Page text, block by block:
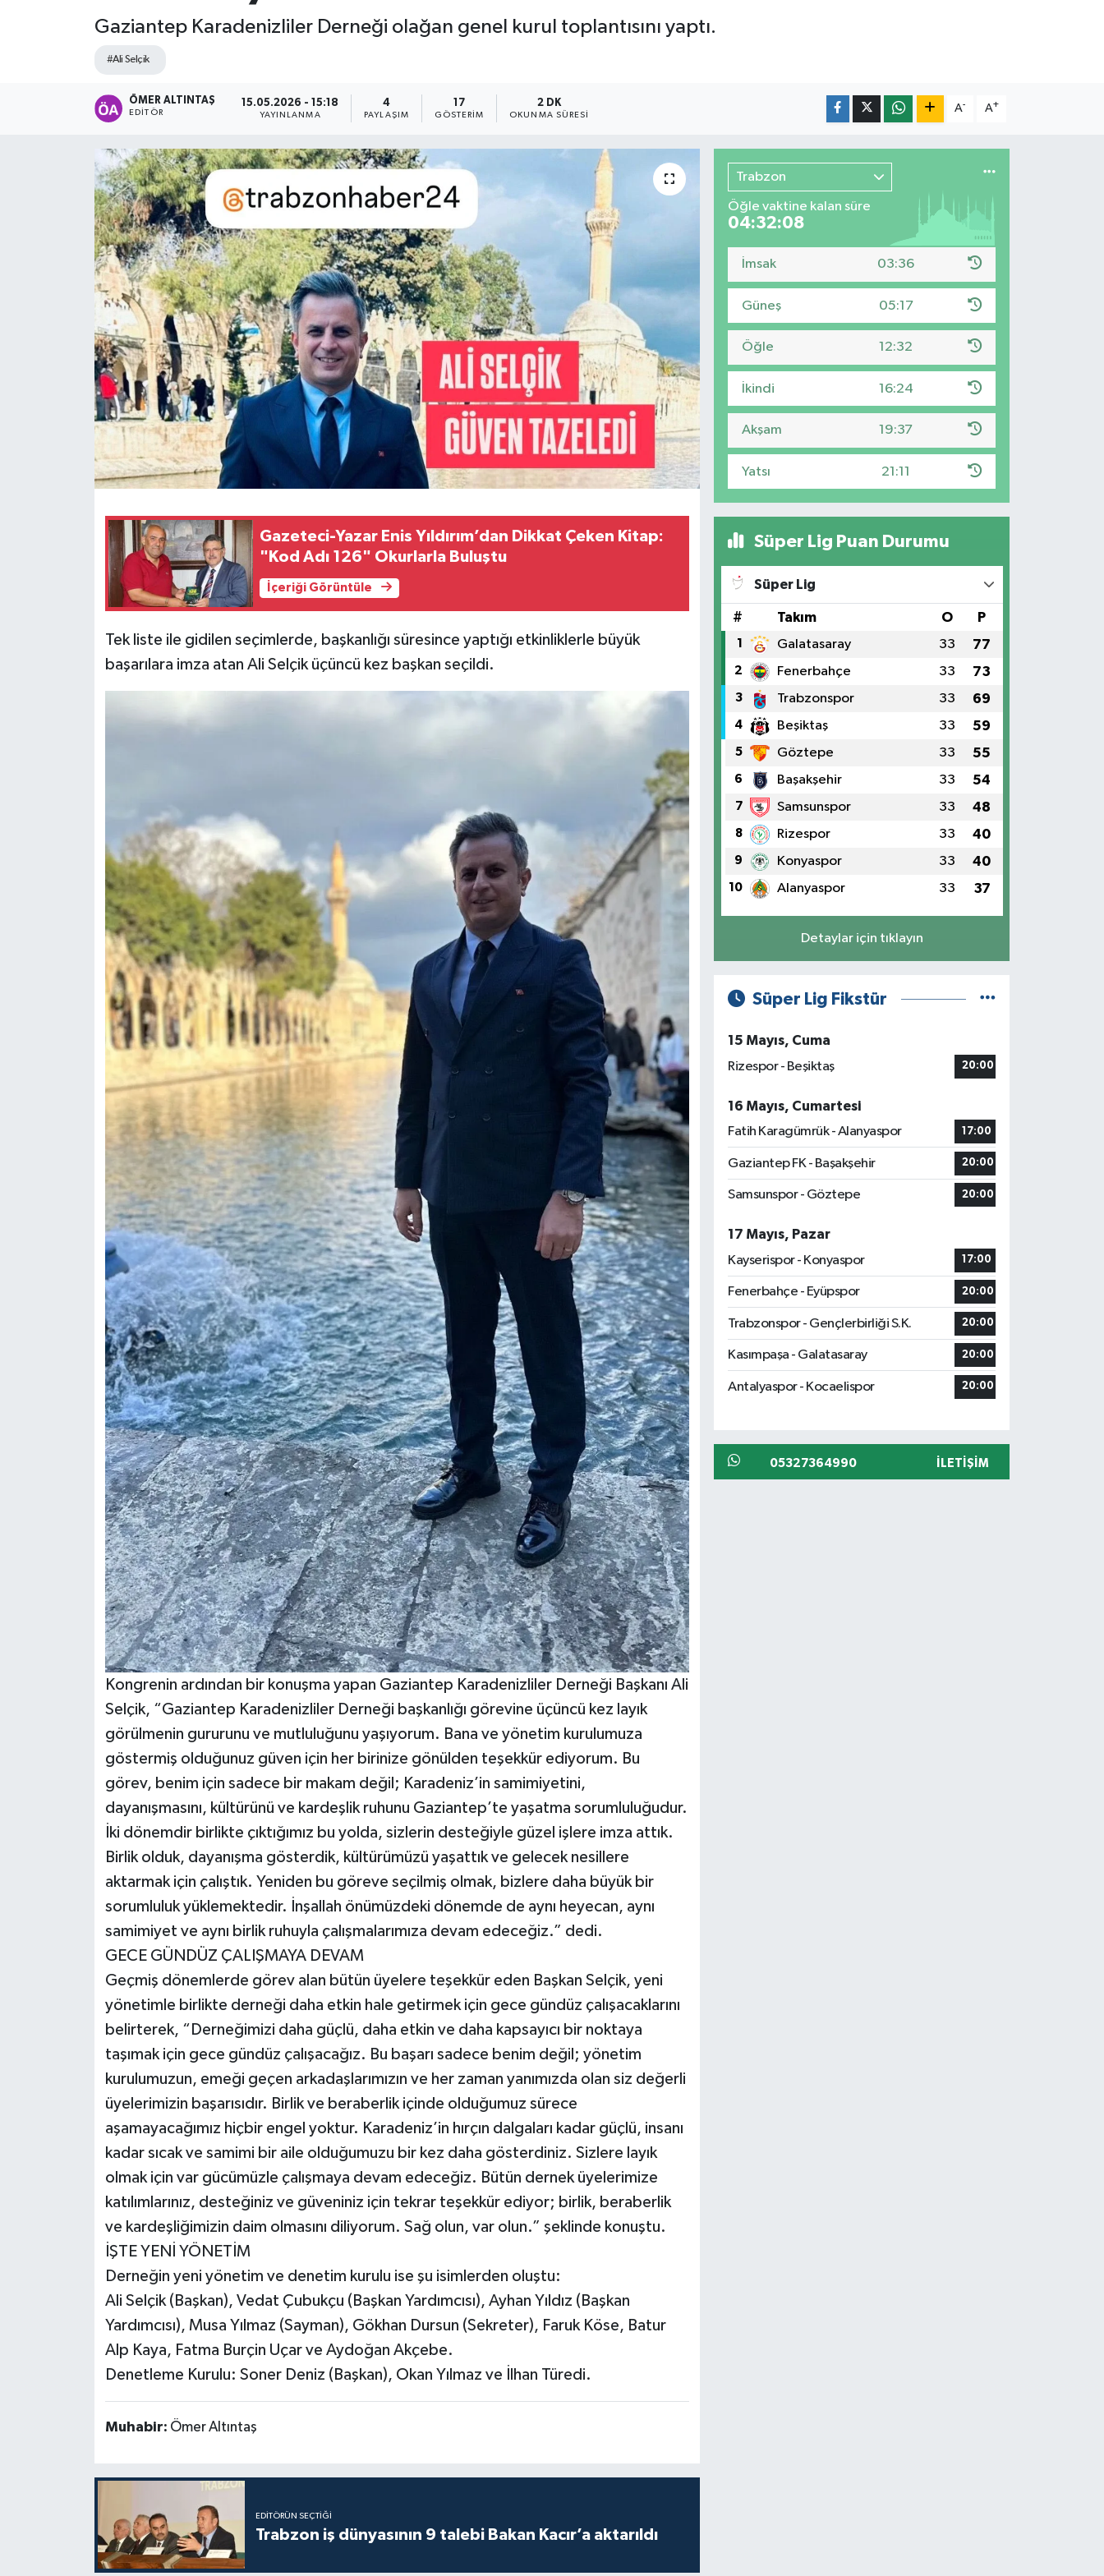
Gaziantep Karadenizliler Derneği olağan genel kurul toplantısını yaptı.
#Ali Selçik
ÖMER ALTINTAŞ
EDITÖR
15.05.2026 - 15:18
YAYINLANMA
4
PAYLAŞIM
17
GÖSTERIM
2 DK
OKUNMA SÜRESI
A- A+
Gazeteci-Yazar Enis Yıldırım’dan Dikkat Çeken Kitap:
"Kod Adı 126" Okurlarla Buluştu
İçeriği Görüntüle
Tek liste ile gidilen seçimlerde, başkanlığı süresince yaptığı etkinliklerle büyük
başarılara imza atan Ali Selçik üçüncü kez başkan seçildi.
Kongrenin ardından bir konuşma yapan Gaziantep Karadenizliler Derneği Başkanı Ali
Selçik, “Gaziantep Karadenizliler Derneği başkanlığı görevine üçüncü kez layık
görülmenin gururunu ve mutluluğunu yaşıyorum. Bana ve yönetim kurulumuza
göstermiş olduğunuz güven için her birinize gönülden teşekkür ediyorum. Bu
görev, benim için sadece bir makam değil; Karadeniz’in samimiyetini,
dayanışmasını, kültürünü ve kardeşlik ruhunu Gaziantep’te yaşatma sorumluluğudur.
İki dönemdir birlikte çıktığımız bu yolda, sizlerin desteğiyle güzel işlere imza attık.
Birlik olduk, dayanışma gösterdik, kültürümüzü yaşattık ve gelecek nesillere
aktarmak için çalıştık. Yeniden bu göreve seçilmiş olmak, bizlere daha büyük bir
sorumluluk yüklemektedir. İnşallah önümüzdeki dönemde de aynı heyecan, aynı
samimiyet ve aynı birlik ruhuyla çalışmalarımıza devam edeceğiz.” dedi.
GECE GÜNDÜZ ÇALIŞMAYA DEVAM
Geçmiş dönemlerde görev alan bütün üyelere teşekkür eden Başkan Selçik, yeni
yönetimle birlikte derneği daha etkin hale getirmek için gece gündüz çalışacaklarını
belirterek, “Derneğimizi daha güçlü, daha etkin ve daha kapsayıcı bir noktaya
taşımak için gece gündüz çalışacağız. Bu başarı sadece benim değil; yönetim
kurulumuzun, emeği geçen arkadaşlarımızın ve her zaman yanımızda olan siz değerli
üyelerimizin başarısıdır. Birlik ve beraberlik içinde olduğumuz sürece
aşamayacağımız hiçbir engel yoktur. Karadeniz’in hırçın dalgaları kadar güçlü, insanı
kadar sıcak ve samimi bir aile olduğumuzu bir kez daha gösterdiniz. Sizlere layık
olmak için var gücümüzle çalışmaya devam edeceğiz. Bütün dernek üyelerimize
katılımlarınız, desteğiniz ve güveniniz için tekrar teşekkür ediyor; birlik, beraberlik
ve kardeşliğimizin daim olmasını diliyorum. Sağ olun, var olun.” şeklinde konuştu.
İŞTE YENİ YÖNETİM
Derneğin yeni yönetim ve denetim kurulu ise şu isimlerden oluştu:
Ali Selçik (Başkan), Vedat Çubukçu (Başkan Yardımcısı), Ayhan Yıldız (Başkan
Yardımcısı), Musa Yılmaz (Sayman), Gökhan Dursun (Sekreter), Faruk Köse, Batur
Alp Kaya, Fatma Burçin Uçar ve Aydoğan Akçebe.
Denetleme Kurulu: Soner Deniz (Başkan), Okan Yılmaz ve İlhan Türedi.
Muhabir: Ömer Altıntaş
EDITÖRÜN SEÇTIĞI
Trabzon iş dünyasının 9 talebi Bakan Kacır’a aktarıldı
Trabzon
Öğle vaktine kalan süre
04:32:06
İmsak 03:36
Güneş 05:17
Öğle 12:32
İkindi 16:24
Akşam 19:37
Yatsı 21:11
Süper Lig Puan Durumu
Süper Lig
# Takım O P
1 Galatasaray 33 77
2 Fenerbahçe 33 73
3 Trabzonspor 33 69
4 Beşiktaş 33 59
5 Göztepe 33 55
6 Başakşehir 33 54
7 Samsunspor 33 48
8 Rizespor 33 40
9 Konyaspor 33 40
10 Alanyaspor 33 37
Detaylar için tıklayın
Süper Lig Fikstür
15 Mayıs, Cuma
Rizespor - Beşiktaş
20:00
16 Mayıs, Cumartesi
Fatih Karagümrük - Alanyaspor
17:00
Gaziantep FK - Başakşehir 20:00
Samsunspor - Göztepe 20:00
17 Mayıs, Pazar
Kayserispor - Konyaspor
17:00
Fenerbahçe - Eyüpspor 20:00
Trabzonspor - Gençlerbirliği S.K. 20:00
Kasımpaşa - Galatasaray 20:00
Antalyaspor - Kocaelispor 20:00
05327364990 İLETIŞIM